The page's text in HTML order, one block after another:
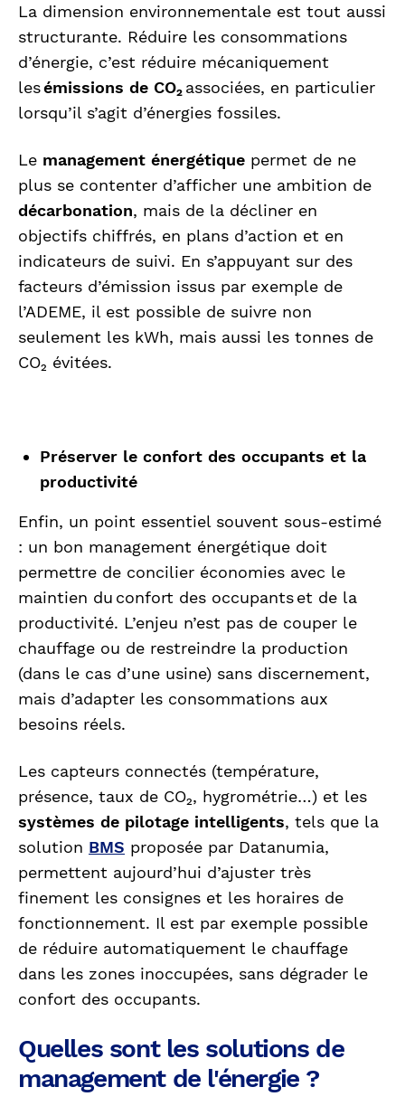
La dimension environnementale est tout aussi
structurante. Réduire les consommations
d’énergie, c’est réduire mécaniquement
lesémissions de CO₂associées, en particulier
lorsqu’il s’agit d’énergies fossiles.
Le management énergétique permet de ne
plus se contenter d’afficher une ambition de
décarbonation, mais de la décliner en
objectifs chiffrés, en plans d’action et en
indicateurs de suivi. En s’appuyant sur des
facteurs d’émission issus par exemple de
l’ADEME, il est possible de suivre non
seulement les kWh, mais aussi les tonnes de
CO₂ évitées.
Préserver le confort des occupants et la
productivité
Enfin, un point essentiel souvent sous-estimé
: un bon management énergétique doit
permettre de concilier économies avec le
maintien du confort des occupants et de la
productivité. L’enjeu n’est pas de couper le
chauffage ou de restreindre la production
(dans le cas d’une usine) sans discernement,
mais d’adapter les consommations aux
besoins réels.
Les capteurs connectés (température,
présence, taux de CO₂, hygrométrie…) et les
systèmes de pilotage intelligents, tels que la
solution BMS proposée par Datanumia,
permettent aujourd’hui d’ajuster très
finement les consignes et les horaires de
fonctionnement. Il est par exemple possible
de réduire automatiquement le chauffage
dans les zones inoccupées, sans dégrader le
confort des occupants.
Quelles sont les solutions de
management de l'énergie ?